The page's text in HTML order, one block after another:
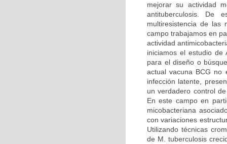
mejorar su actividad
antituberculosis. De
multiresistencia de las
campo trabajamos en
actividad
iniciamos el estudio de
para el diseño o
actual vacuna BCG no
infección latente,
un verdadero control
En este campo en
micobacteriana
con variaciones
Utilizando técnicas
de M. tuberculosis